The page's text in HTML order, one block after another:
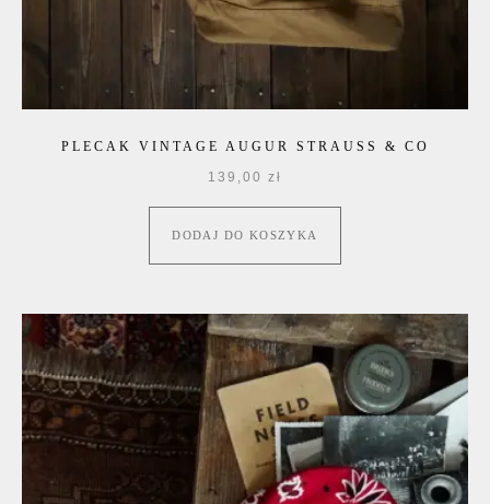
PLECAK VINTAGE AUGUR STRAUSS & CO
139,00 zł
DODAJ DO KOSZYKA